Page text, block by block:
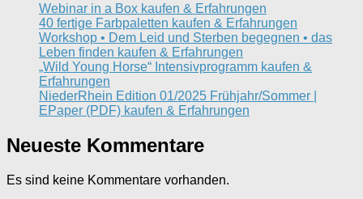
Webinar in a Box kaufen & Erfahrungen
40 fertige Farbpaletten kaufen & Erfahrungen
Workshop • Dem Leid und Sterben begegnen • das
Leben finden kaufen & Erfahrungen
„Wild Young Horse“ Intensivprogramm kaufen &
Erfahrungen
NiederRhein Edition 01/2025 Frühjahr/Sommer |
EPaper (PDF) kaufen & Erfahrungen
Neueste Kommentare
Es sind keine Kommentare vorhanden.